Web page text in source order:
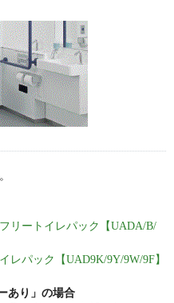
リートイレパック【UADA/B/
イレパック【UAD9K/9Y/9W/9F】
あり」の場合